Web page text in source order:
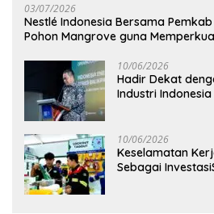
03/07/2026
Nestlé Indonesia Bersama
Pohon Mangrove guna
10/06/2026
Hadir Dekat
Industri Indonesia
10/06/2026
Keselamatan
Sebagai